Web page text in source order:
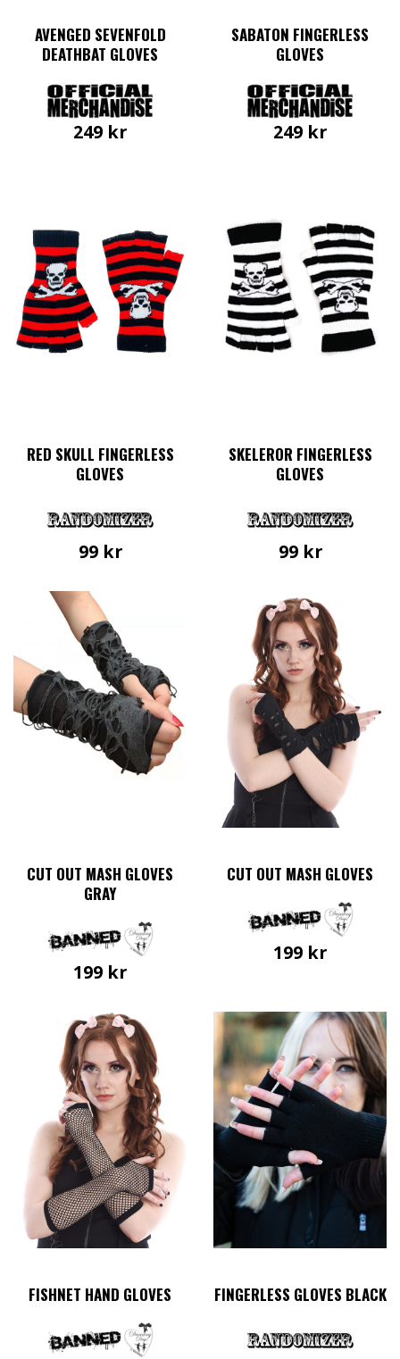
AVENGED SEVENFOLD
DEATHBAT GLOVES
249 kr
SABATON FINGERLESS
GLOVES
249 kr
RED SKULL FINGERLESS
GLOVES
99 kr
SKELEROR FINGERLESS
GLOVES
99 kr
CUT OUT MASH GLOVES
GRAY
199 kr
CUT OUT MASH GLOVES
199 kr
FISHNET HAND GLOVES FINGERLESS GLOVES BLACK